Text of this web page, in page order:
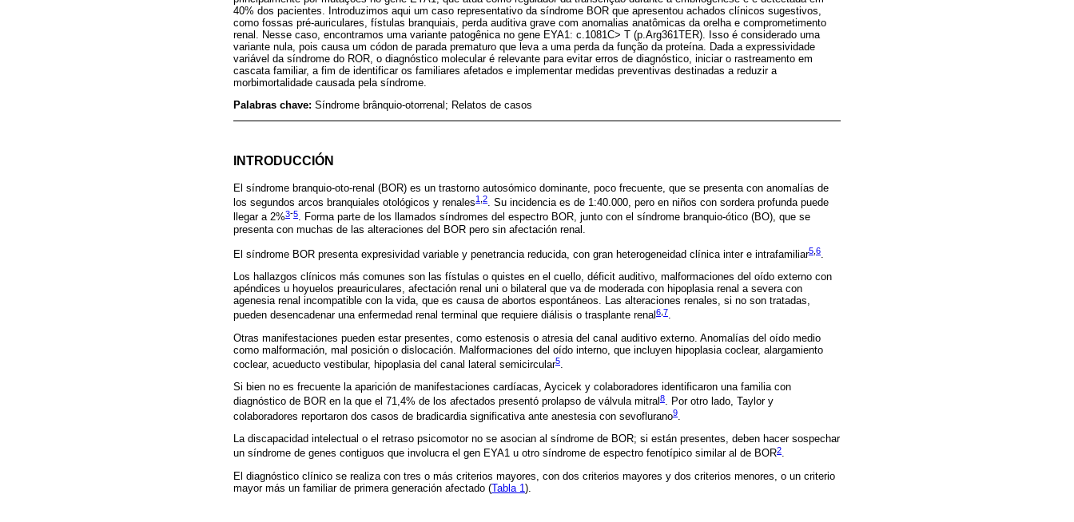
40% dos pacientes. Introduzimos aqui um caso representativo da síndrome BOR que apresentou achados clínicos sugestivos,
como fossas pré-auriculares, fístulas branquiais, perda auditiva grave com anomalias anatômicas da orelha e comprometimento
renal. Nesse caso, encontramos uma variante patogênica no gene EYA1: c.1081C> T (p.Arg361TER). Isso é considerado uma
variante nula, pois causa um códon de parada prematuro que leva a uma perda da função da proteína. Dada a expressividade
variável da síndrome do ROR, o diagnóstico molecular é relevante para evitar erros de diagnóstico, iniciar o rastreamento em
cascata familiar, a fim de identificar os familiares afetados e implementar medidas preventivas destinadas a reduzir a
morbimortalidade causada pela síndrome.
Palabras chave: Síndrome brânquio-otorrenal; Relatos de casos
INTRODUCCIÓN
El síndrome branquio-oto-renal (BOR) es un trastorno autosómico dominante, poco frecuente, que se presenta con anomalías de
los segundos arcos branquiales otológicos y renales1 2. Su incidencia es de 1:40.000, pero en niños con sordera profunda puede
llegar a 2%3-5. Forma parte de los llamados síndromes del espectro BOR, junto con el síndrome branquio-ótico (BO), que se
presenta con muchas de las alteraciones del BOR pero sin afectación renal.
El síndrome BOR presenta expresividad variable y penetrancia reducida, con gran heterogeneidad clínica inter e intrafamiliar5 6.
Los hallazgos clínicos más comunes son las fístulas o quistes en el cuello, déficit auditivo, malformaciones del oído externo con
apéndices u hoyuelos preauriculares, afectación renal uni o bilateral que va de moderada con hipoplasia renal a severa con
agenesia renal incompatible con la vida, que es causa de abortos espontáneos. Las alteraciones renales, si no son tratadas,
pueden desencadenar una enfermedad renal terminal que requiere diálisis o trasplante renal6 7.
Otras manifestaciones pueden estar presentes, como estenosis o atresia del canal auditivo externo. Anomalías del oído medio
como malformación, mal posición o dislocación. Malformaciones del oído interno, que incluyen hipoplasia coclear, alargamiento
coclear, acueducto vestibular, hipoplasia del canal lateral semicircular5.
Si bien no es frecuente la aparición de manifestaciones cardíacas, Aycicek y colaboradores identificaron una familia con
diagnóstico de BOR en la que el 71,4% de los afectados presentó prolapso de válvula mitral8. Por otro lado, Taylor y
colaboradores reportaron dos casos de bradicardia significativa ante anestesia con sevoflurano9.
La discapacidad intelectual o el retraso psicomotor no se asocian al síndrome de BOR; si están presentes, deben hacer sospechar
un síndrome de genes contiguos que involucra el gen EYA1 u otro síndrome de espectro fenotípico similar al de BOR2.
El diagnóstico clínico se realiza con tres o más criterios mayores, con dos criterios mayores y dos criterios menores, o un criterio
mayor más un familiar de primera generación afectado (Tabla 1 ).